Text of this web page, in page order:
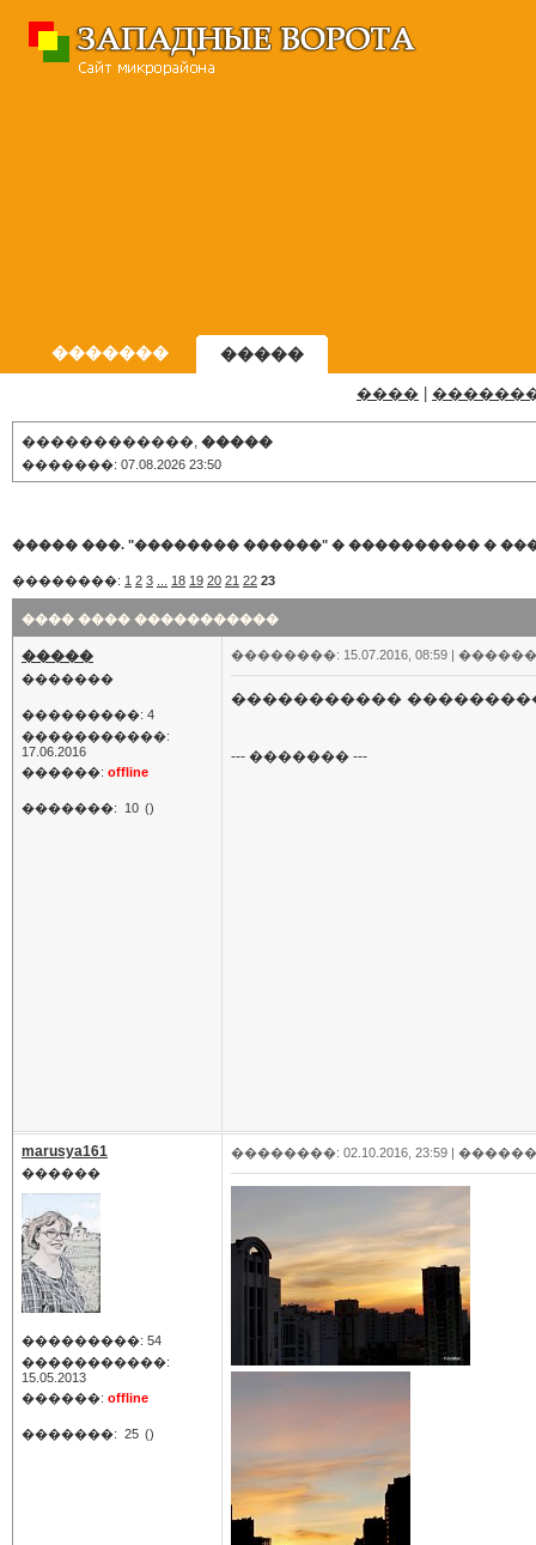
������� �����
����
������������, �����
�������: 07.08.2026 23:50
����� ���. "�������� ������" � ���������� �
��������: 1 2 3 18 19 20 21 22 23
���� ���� �����������
�����
�������
���������: 4
�����������:
17.06.2016
������: offline
�������: 10 ()
��������: 15.07.2016, 08:59 |
����������� ���������
--- ������� ---
marusya161
������
���������: 54
�����������:
15.05.2013
������: offline
�������: 25 ()
��������: 02.10.2016, 23:59 |